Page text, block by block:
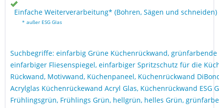
Einfache Weiterverarbeitung* (Bohren, Sägen und schneiden)
* außer ESG Glas
Suchbegriffe: einfarbig Grüne Küchenrückwand,
einfarbiger Fliesenspiegel, einfarbiger Spritzschutz für die
Rückwand, Motivwand, Küchenpaneel, Küchenrückwand
Acrylglas Küchenrückewand Acryl Glas, Küchenrückwand ESG
Frühlingsgrün, Frühlings Grün, hellgrün, helles Grün,